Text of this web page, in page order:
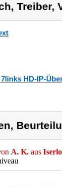
Treiber,
HD-IP-
A. K. aus